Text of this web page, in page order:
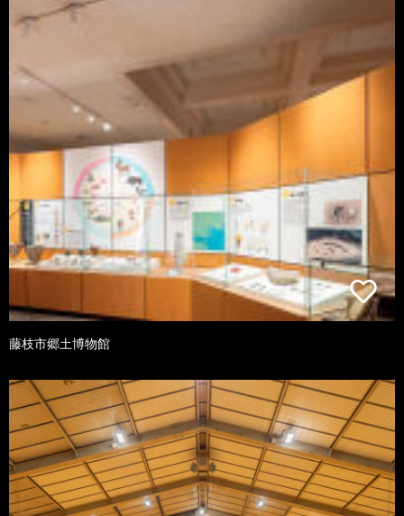
藤枝市郷土博物館